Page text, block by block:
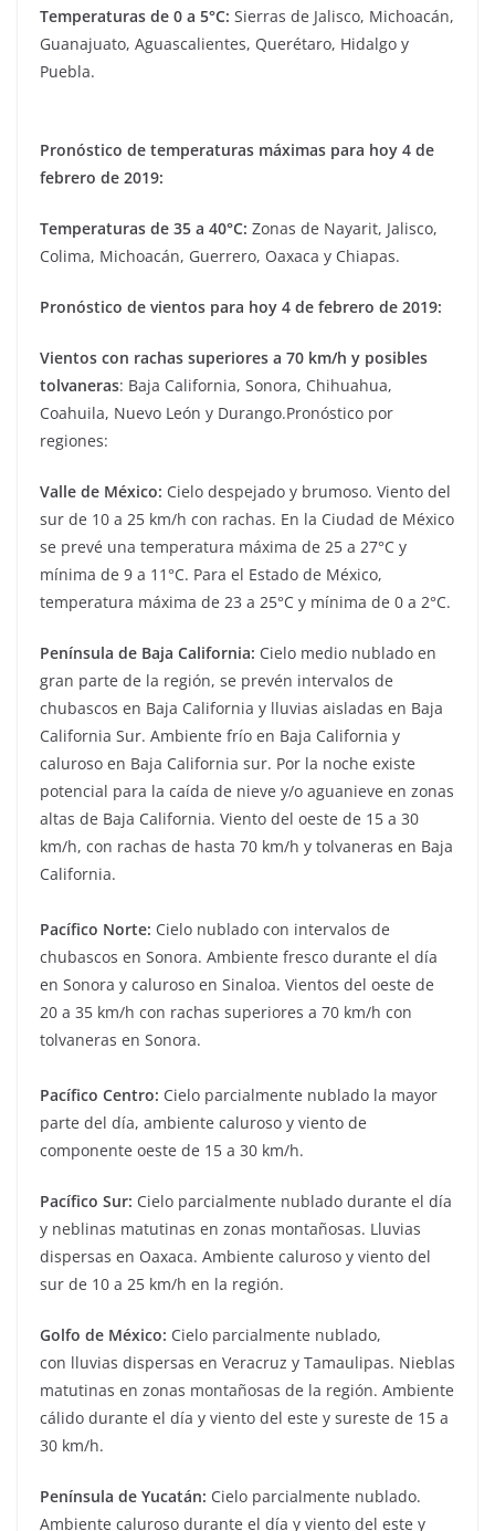
Temperaturas de 0 a 5°C: Sierras de Jalisco, Michoacán,
Guanajuato, Aguascalientes, Querétaro, Hidalgo y
Puebla.
Pronóstico de temperaturas máximas para hoy 4 de
febrero de 2019:
Temperaturas de 35 a 40°C: Zonas de Nayarit, Jalisco,
Colima, Michoacán, Guerrero, Oaxaca y Chiapas.
Pronóstico de vientos para hoy 4 de febrero de 2019:
Vientos con rachas superiores a 70 km/h y posibles
tolvaneras: Baja California, Sonora, Chihuahua,
Coahuila, Nuevo León y Durango.Pronóstico por
regiones:
Valle de México: Cielo despejado y brumoso. Viento del
sur de 10 a 25 km/h con rachas. En la Ciudad de México
se prevé una temperatura máxima de 25 a 27°C y
mínima de 9 a 11°C. Para el Estado de México,
temperatura máxima de 23 a 25°C y mínima de 0 a 2°C.
Península de Baja California: Cielo medio nublado en
gran parte de la región, se prevén intervalos de
chubascos en Baja California y lluvias aisladas en Baja
California Sur. Ambiente frío en Baja California y
caluroso en Baja California sur. Por la noche existe
potencial para la caída de nieve y/o aguanieve en zonas
altas de Baja California. Viento del oeste de 15 a 30
km/h, con rachas de hasta 70 km/h y tolvaneras en Baja
California.
Pacífico Norte: Cielo nublado con intervalos de
chubascos en Sonora. Ambiente fresco durante el día
en Sonora y caluroso en Sinaloa. Vientos del oeste de
20 a 35 km/h con rachas superiores a 70 km/h con
tolvaneras en Sonora.
Pacífico Centro: Cielo parcialmente nublado la mayor
parte del día, ambiente caluroso y viento de
componente oeste de 15 a 30 km/h.
Pacífico Sur: Cielo parcialmente nublado durante el día
y neblinas matutinas en zonas montañosas. Lluvias
dispersas en Oaxaca. Ambiente caluroso y viento del
sur de 10 a 25 km/h en la región.
Golfo de México: Cielo parcialmente nublado,
con lluvias dispersas en Veracruz y Tamaulipas. Nieblas
matutinas en zonas montañosas de la región. Ambiente
cálido durante el día y viento del este y sureste de 15 a
30 km/h.
Península de Yucatán: Cielo parcialmente nublado.
Ambiente caluroso durante el día y viento del este y